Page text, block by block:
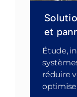
et
Étude,
réduire